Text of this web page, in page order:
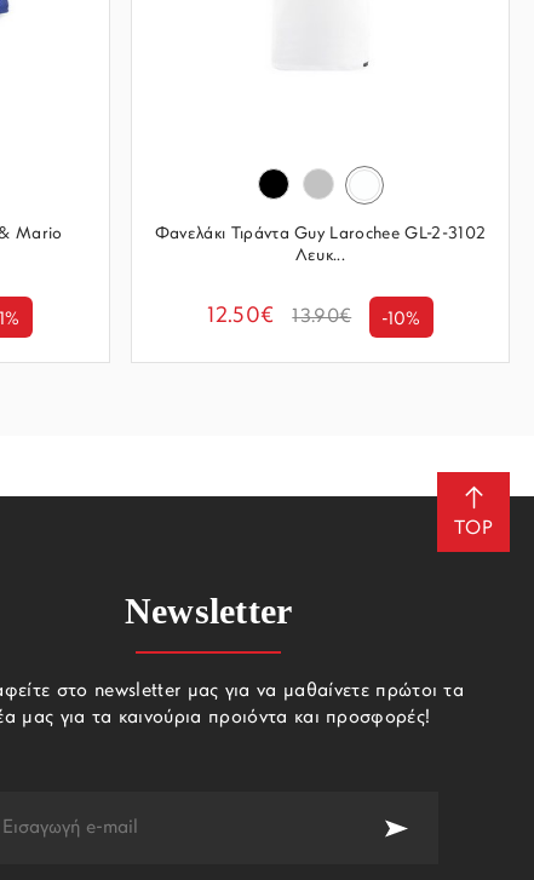
& Mario
Φανελάκι Τιράντα Guy Larochee GL-2-3102
Λευκ...
12.50€ 13.90€ -10%
TOP
Newsletter
στο newsletter μας για να μαθαίνετε πρώτοι τα
μας για τα καινούρια προιόντα και προσφορές!